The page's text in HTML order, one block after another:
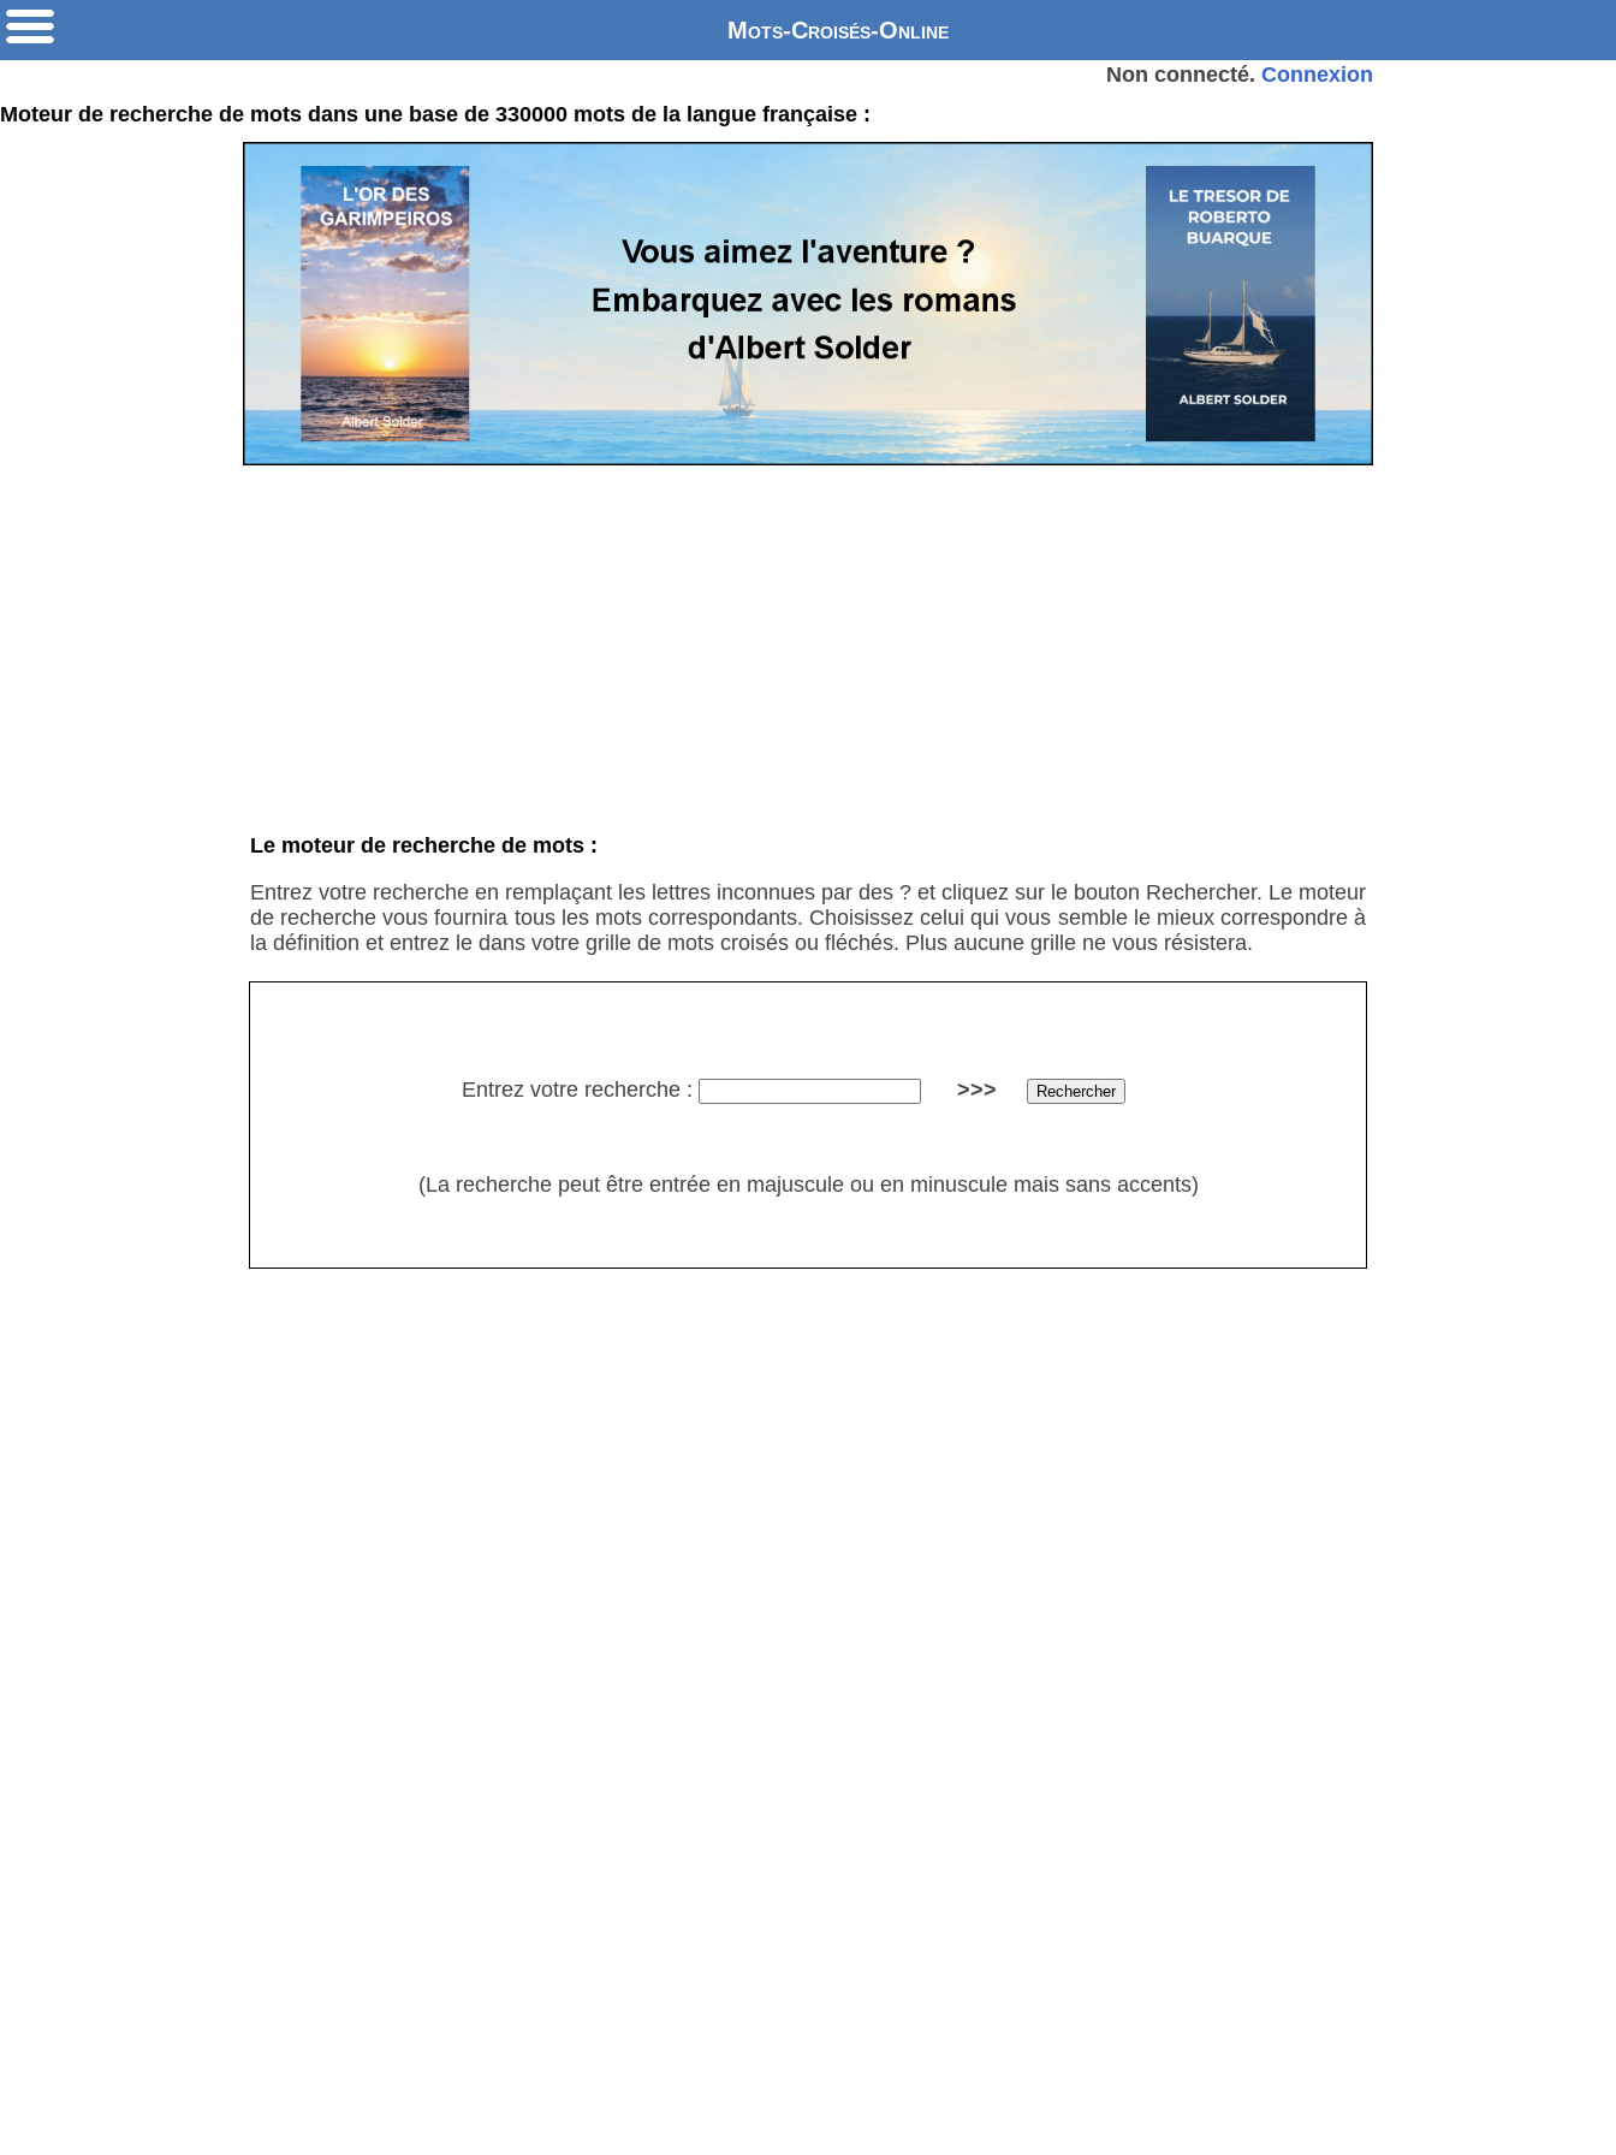
Mots-Croisés-Online
Non connecté.Connexion
Moteur de recherche de mots dans une base de 330000 mots de la langue française :
Le moteur de recherche de mots :
Entrez votre recherche en remplaçant les lettres inconnues par des ? et cliquez sur le bouton Rechercher. Le moteur
de recherche vous fournira tous les mots correspondants. Choisissez celui qui vous semble le mieux correspondre à
la définition et entrez le dans votre grille de mots croisés ou fléchés. Plus aucune grille ne vous résistera.
Entrez votre recherche : >>>
(La recherche peut être entrée en majuscule ou en minuscule mais sans accents)